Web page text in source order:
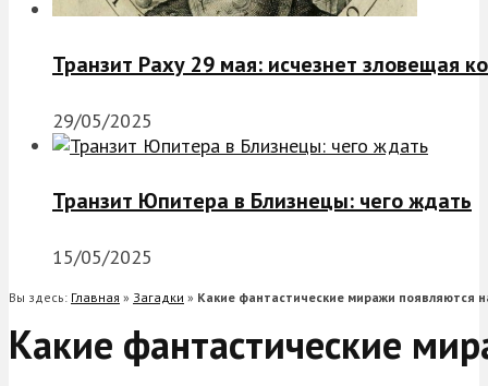
Транзит Раху 29 мая: исчезнет зловещая
29/05/2025
Транзит Юпитера в Близнецы: чего ждать
15/05/2025
Вы здесь: Главная » Загадки » Какие фантастические миражи появляются
Какие фантастические